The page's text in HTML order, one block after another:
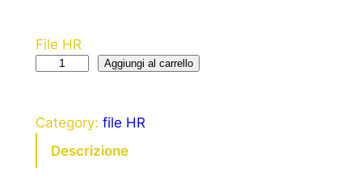
File HR
Aggiungi al carrello
Category: file HR
Descrizione